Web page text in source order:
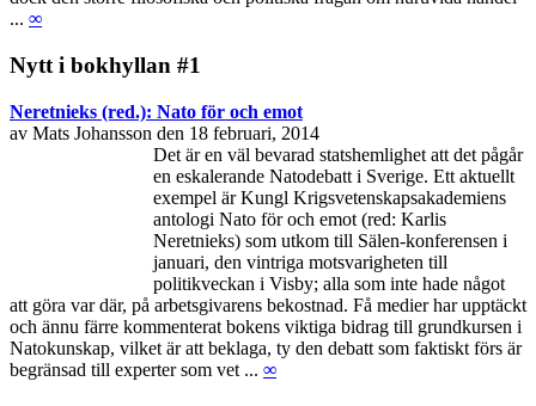
... ∞
Nytt i bokhyllan #1
Neretnieks (red.): Nato för och emot
av Mats Johansson den 18 februari, 2014
Det är en väl bevarad statshemlighet att det pågår
en eskalerande Natodebatt i Sverige. Ett aktuellt
exempel är Kungl Krigsvetenskapsakademiens
antologi Nato för och emot (red: Karlis
Neretnieks) som utkom till Sälen-konferensen i
januari, den vintriga motsvarigheten till
politikveckan i Visby; alla som inte hade något
att göra var där, på arbetsgivarens bekostnad. Få medier har upptäckt
och ännu färre kommenterat bokens viktiga bidrag till grundkursen i
Natokunskap, vilket är att beklaga, ty den debatt som faktiskt förs är
begränsad till experter som vet ... ∞